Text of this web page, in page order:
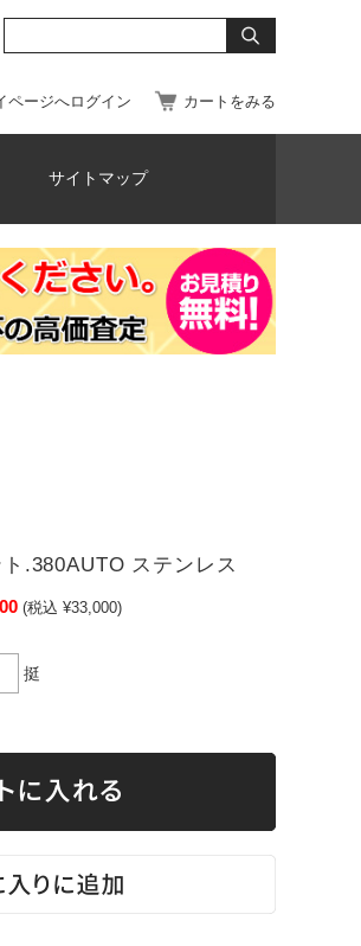
ページへログイン カートをみる
サイトマップ
.380AUTO ステンレス
(税込 ¥33,000)
挺